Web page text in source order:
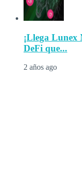
¡Llega
DeFi que...
2 años ago